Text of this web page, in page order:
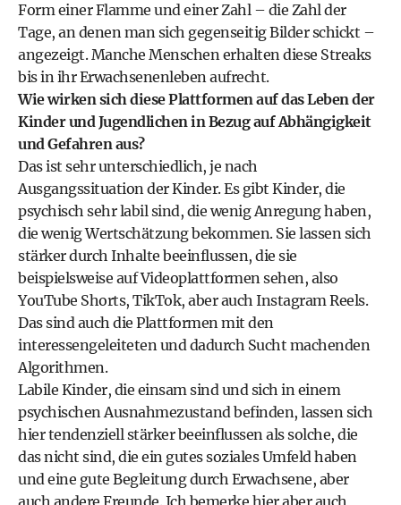
Form einer Flamme und einer Zahl – die Zahl der
Tage, an denen man sich gegenseitig Bilder schickt –
angezeigt. Manche Menschen erhalten diese Streaks
bis in ihr Erwachsenenleben aufrecht.
Wie wirken sich diese Plattformen auf das Leben der
Kinder und Jugendlichen in Bezug auf Abhängigkeit
und Gefahren aus?
Das ist sehr unterschiedlich, je nach
Ausgangssituation der Kinder. Es gibt Kinder, die
psychisch sehr labil sind, die wenig Anregung haben,
die wenig Wertschätzung bekommen. Sie lassen sich
stärker durch Inhalte beeinflussen, die sie
beispielsweise auf Videoplattformen sehen, also
YouTube Shorts, TikTok, aber auch Instagram Reels.
Das sind auch die Plattformen mit den
interessengeleiteten und dadurch Sucht machenden
Algorithmen.
Labile Kinder, die einsam sind und sich in einem
psychischen Ausnahmezustand befinden, lassen sich
hier tendenziell stärker beeinflussen als solche, die
das nicht sind, die ein gutes soziales Umfeld haben
und eine gute Begleitung durch Erwachsene, aber
auch andere Freunde. Ich bemerke hier aber auch